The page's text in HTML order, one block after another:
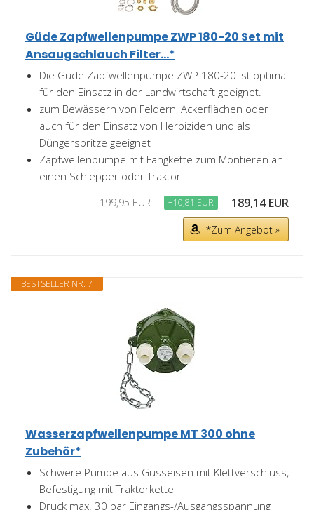
Güde Zapfwellenpumpe ZWP 180-20 Set mit
Ansaugschlauch Filter...*
Die Güde Zapfwellenpumpe ZWP 180-20 ist optimal
für den Einsatz in der Landwirtschaft geeignet.
zum Bewässern von Feldern, Ackerflächen oder
auch für den Einsatz von Herbiziden und als
Düngerspritze geeignet
Zapfwellenpumpe mit Fangkette zum Montieren an
einen Schlepper oder Traktor
199,95 EUR −10,81 EUR 189,14 EUR
*Zum Angebot »
BESTSELLER NR. 7
Wasserzapfwellenpumpe MT 300 ohne
Zubehör*
Schwere Pumpe aus Gusseisen mit Klettverschluss,
Befestigung mit Traktorkette
Druck max. 30 bar Eingangs-/Ausgangsspannung